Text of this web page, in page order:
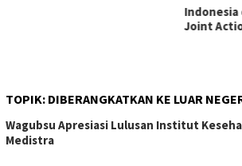
Satgas
TOPIK: DIBERANGKATKAN KE LUAR
Wagubsu Apresiasi Lulusan Institut
Medistra